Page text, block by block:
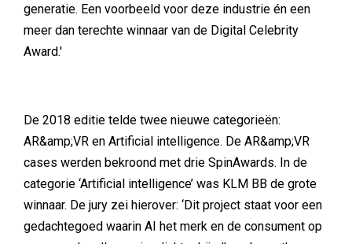
generatie. Een voorbeeld voor deze industrie én een
meer dan terechte winnaar van de Digital Celebrity
Award.'
De 2018 editie telde twee nieuwe categorieën:
AR&amp;VR en Artificial intelligence. De AR&amp;VR
cases werden bekroond met drie SpinAwards. In de
categorie ‘Artificial intelligence’ was KLM BB de grote
winnaar. De jury zei hierover: ‘Dit project staat voor een
gedachtegoed waarin AI het merk en de consument op